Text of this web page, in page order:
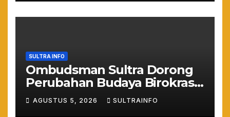
SULTRA INFO
Ombudsman Sultra Dorong
Perubahan Budaya Birokrasi
Lewat Penilaian
Maladministrasi 2026
AGUSTUS 5, 2026 SULTRAINFO